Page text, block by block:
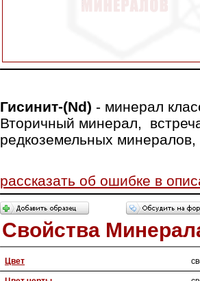
Гисинит-(Nd) - минерал
Вторичный минерал,
редкоземельных
рассказать об ошибке в
Свойства
Цвет